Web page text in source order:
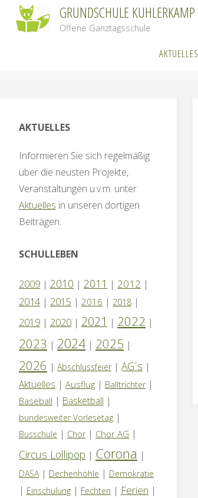
Inhalt
GRUNDSCHULE KUHLERKAMP
Offene Ganztagsschule
AKTUELLES
AKTUELLES
Informieren Sie sich regelmäßig
über die neusten Projekte,
Veranstaltungen u.v.m. unter
Aktuelles in unseren dortigen
Beiträgen.
SCHULLEBEN
2009 | 2010 | 2011 | 2012 |
2014 | 2015 | 2016 | 2018 |
2019 | 2020 | 2021 | 2022 |
2023 | 2024 | 2025 |
2026 | Abschlussfeier | AG´s |
Aktuelles | Ausflug | Balltrichter |
Baseball | Basketball |
bundesweiter Vorlesetag |
Busschule | Chor | Chor AG |
Circus Lollipop | Corona |
DASA| Dechenhöhle | Demokratie
| Einschulung | Fechten | Ferien |